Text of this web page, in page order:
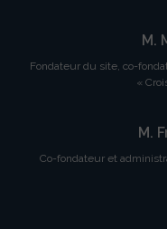
M.
Fondateur du site, co-
«
M.
Co-fondateur et